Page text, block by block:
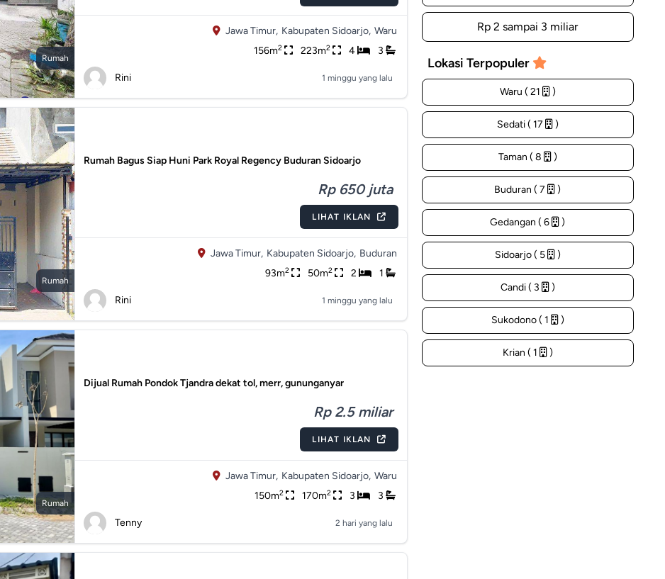
Rumah
Jawa Timur, Kabupaten Sidoarjo, Waru
156m2 223m2 4 3
Rini 1 minggu yang lalu
Rumah
Rumah Bagus Siap Huni Park Royal Regency Buduran Sidoarjo
Rp 650 juta
LIHAT IKLAN
Jawa Timur, Kabupaten Sidoarjo, Buduran
93m2 50m2 2 1
Rini 1 minggu yang lalu
Rumah
Dijual Rumah Pondok Tjandra dekat tol, merr, gununganyar
Rp 2.5 miliar
LIHAT IKLAN
Jawa Timur, Kabupaten Sidoarjo, Waru
150m2 170m2 3 3
Tenny 2 hari yang lalu
Rp 2 sampai 3 miliar
Lokasi Terpopuler
Waru ( 21 )
Sedati ( 17 )
Taman ( 8 )
Buduran ( 7 )
Gedangan ( 6 )
Sidoarjo ( 5 )
Candi ( 3 )
Sukodono ( 1 )
Krian ( 1 )